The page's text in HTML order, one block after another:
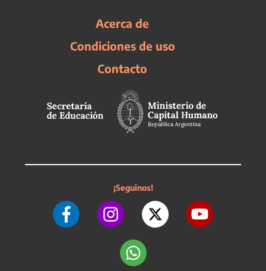
Acerca de
Condiciones de uso
Contacto
¡Seguinos!